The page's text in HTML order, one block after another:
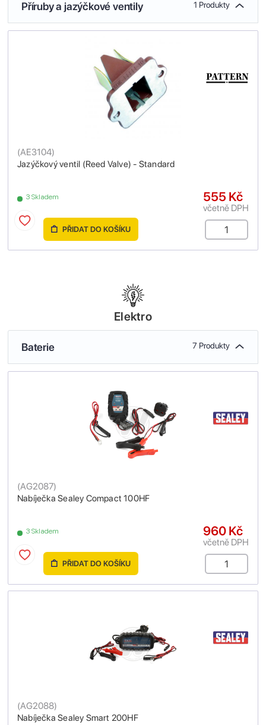
Příruby a jazýčkové ventily 1 Produkty
Jazýčkový ventil (Reed Valve) - Standard
(AE3104)
3 Skladem 555 Kč
včetně DPH
PŘIDAT DO KOŠÍKU
Elektro
Baterie 7 Produkty
Nabíječka Sealey Compact 100HF
(AG2087)
3 Skladem 960 Kč
včetně DPH
PŘIDAT DO KOŠÍKU
Nabíječka Sealey Smart 200HF
(AG2088)